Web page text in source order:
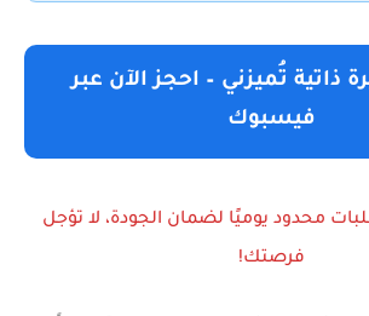
ذاتية تُميزني – احجز الآن عبر
فيسبوك
محدود يوميًا لضمان الجودة، لا تؤجل
فرصتك!